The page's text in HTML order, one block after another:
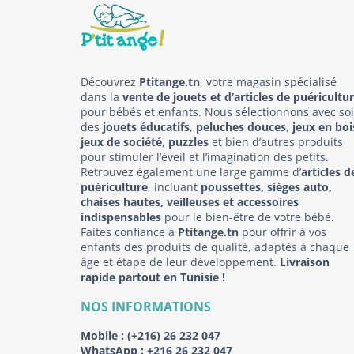
Découvrez Ptitange.tn, votre magasin spécialisé
dans la vente de jouets et d’articles de
pour bébés et enfants. Nous sélectionnons avec
des jouets éducatifs, peluches douces, jeux en
jeux de société, puzzles et bien d’autres produits
pour stimuler l’éveil et l’imagination des petits.
Retrouvez également une large gamme d’articles
puériculture, incluant poussettes, sièges auto,
chaises hautes, veilleuses et accessoires
indispensables pour le bien-être de votre bébé.
Faites confiance à Ptitange.tn pour offrir à vos
enfants des produits de qualité, adaptés à chaque
âge et étape de leur développement. Livraison
rapide partout en Tunisie !
NOS INFORMATIONS
Mobile : (+216) 26 232 047
WhatsApp : +216 26 232 047